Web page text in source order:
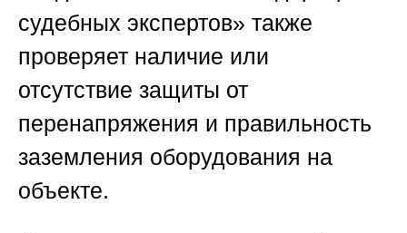
судебных экспертов» также
проверяет наличие или
отсутствие защиты от
перенапряжения и правильность
заземления оборудования на
объекте.